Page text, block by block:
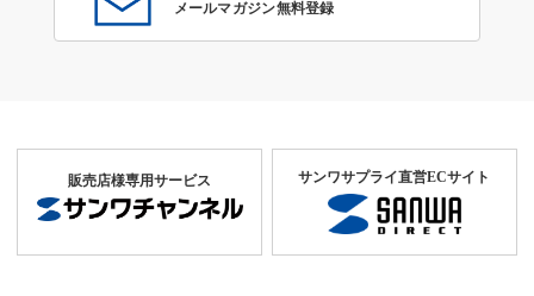
メールマガジン無料登録
販売店様専用サービス サンワサプライ直営ECサイト